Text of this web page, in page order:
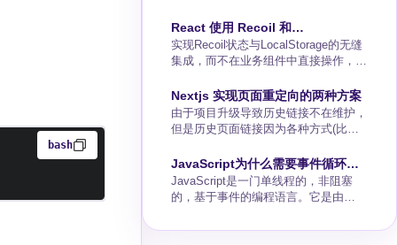
bash
探讨这两个文件的作用、区别以及它们
的执行时机。_app.js_app.js文件是
Next.js的核心文件之一，它的主要作
用是初始化所有
试和调试。Scrcpy是一款开源的
Android设备控制和显示工具，它通过
USB（或者通过TCP/IP进行网络传
像和操作能力。本文将详细介绍如何使
用Scrcpy进行远程调试。环境准备安
装ADB:Scrcpy依赖于
AndroidDebugBridge(ADB
React 使用 Recoil 和
LocalStorage 实现状态持久化
实现Recoil状态与LocalStorage的无缝
集成，而不在业务组件中直接操作，我
effect。Effect允许我们在atom的配置
中直接定义与外部资源的交互，从而将
持久化逻辑与业务组件解耦。下面是如
Recoilatom的步骤。实现步骤一、创建
Recoil状态(atom)并添加effect首先，
我们创建一个Recok
Nextjs 实现页面重定向的两种方案
由于项目升级导致历史链接不在维护，
但是历史页面链接因为各种方式(比如
被用户主动直接访问，面对这些问题，
前端开发者是需要考虑将历史页面的访
问引导到新的落地页面。本文介绍基于
JavaScript为什么需要事件循环
Event Loop?对比浏览器执行环境
和NodeJS执行环境
JavaScript是一门单线程的，非阻塞
的，基于事件的编程语言。它是由
和一些浏览器提供的API（如DOM，